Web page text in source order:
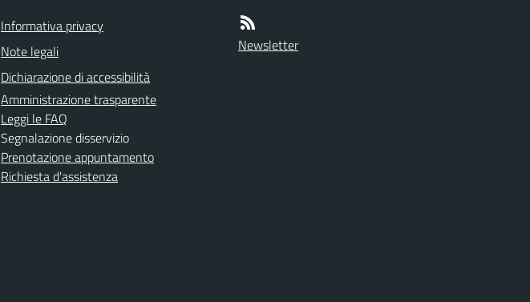
Informativa privacy
Note legali
Dichiarazione di accessibilità
Amministrazione trasparente
Leggi le FAQ
Segnalazione disservizio
Prenotazione appuntamento
Richiesta d'assistenza
Newsletter